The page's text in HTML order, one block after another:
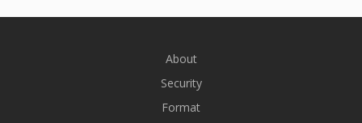
About
Security
Format